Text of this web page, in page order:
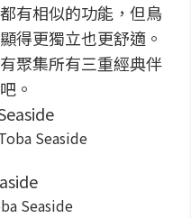
有相似的功能，但鳥
得更獨立也更舒適。
聚集所有三重經典伴
。
Seaside
Seaside